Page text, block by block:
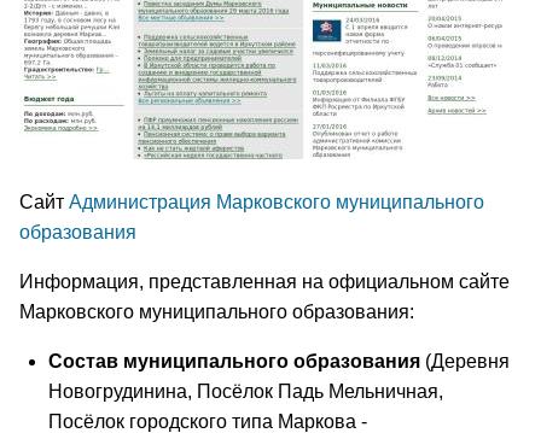
Сайт Администрация Марковского муниципального
образования
Информация, представленная на официальном сайте
Марковского муниципального образования:
Состав муниципального образования (Деревня
Новогрудинина, Посёлок Падь Мельничная,
Посёлок городского типа Маркова -